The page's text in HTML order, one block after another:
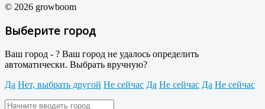
© 2026 growboom
Выберите город
Ваш город - ? Ваш город не удалось определить
автоматически. Выбрать вручную?
Да Нет, выбрать другой Не сейчас Да Не сейчас Да Не сейчас